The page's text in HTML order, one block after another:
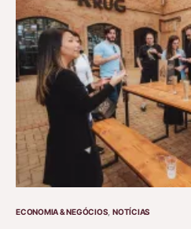
ECONOMIA & NEGÓCIOS NOTÍCIAS